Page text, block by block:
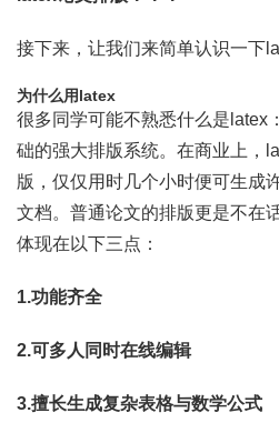
接下来，让我们来简单认识一下
为什么用latex
很多同学可能不熟悉什么是latex
础的强大排版系统。在商业上，
版，仅仅用时几个小时便可生成
文档。普通论文的排版更是不在
体现在以下三点：
1.功能齐全
2.可多人同时在线编辑
3.擅长生成复杂表格与数学公式